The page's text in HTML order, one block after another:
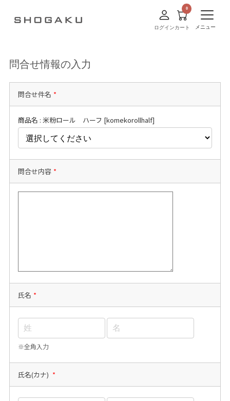
ログインカート メニュー
問合せ情報の入力
問合せ件名 *
商品名 : 米粉ロール ハーフ [komekorollhalf]
問合せ内容 *
氏名 *
※全角入力
氏名(カナ) *